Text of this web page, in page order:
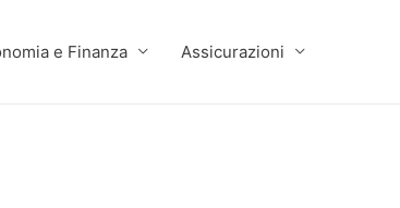
e Finanza Assicurazioni